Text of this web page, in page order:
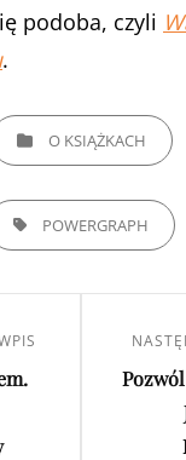
podoba, czyli
.
O KSIĄŻKACH
POWERGRAPH
wpis